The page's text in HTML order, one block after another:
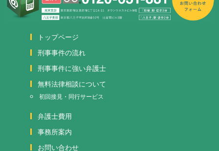
トップページ
刑事事件の流れ
刑事事件に強い弁護士
無料法律相談について
初回接見・同行サービス
弁護士費用
事務所案内
お問い合わせ